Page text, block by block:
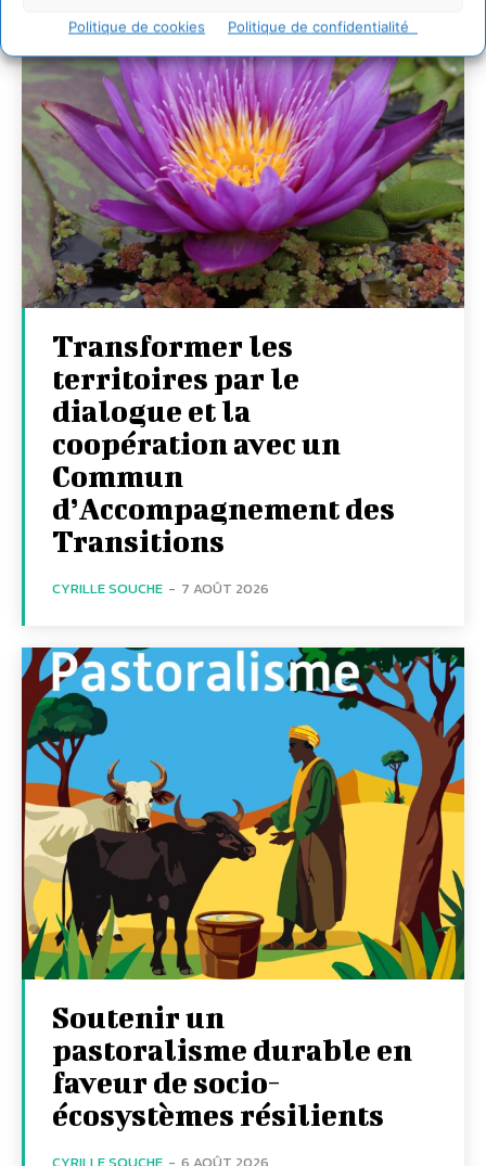
Politique de cookies Politique de confidentialité
Transformer les
territoires par le
dialogue et la
coopération avec un
Commun
d’Accompagnement des
Transitions
CYRILLE SOUCHE - 7 AOÛT 2026
Soutenir un
pastoralisme durable en
faveur de socio-
écosystèmes résilients